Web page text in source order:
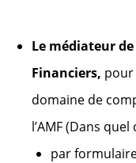
Le médiateur
Financiers, pour
domaine de
l’AMF (Dans
par